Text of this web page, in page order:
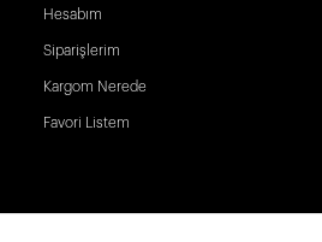
Hesabım
Siparişlerim
Kargom Nerede
Favori Listem